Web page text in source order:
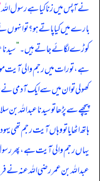
نے آپس میں زنا کیا ہے رسول اللہ
بارے میں کیا پاتے ہو؟ تو انہوں
کوڑے لگائے جاتے ہیں۔“
ہے، تورات میں رجم والی آیت
کھولی تو ان میں سے ایک آدمی نے
پیچھے سے پڑھا تو سیدنا عبداللہ
ہاتھ اٹھایا تو وہاں آیت رجم تھی
یہاں رجم والی آیت ہے، پھر
عبداللہ بن عمر رضی اللہ عنہ